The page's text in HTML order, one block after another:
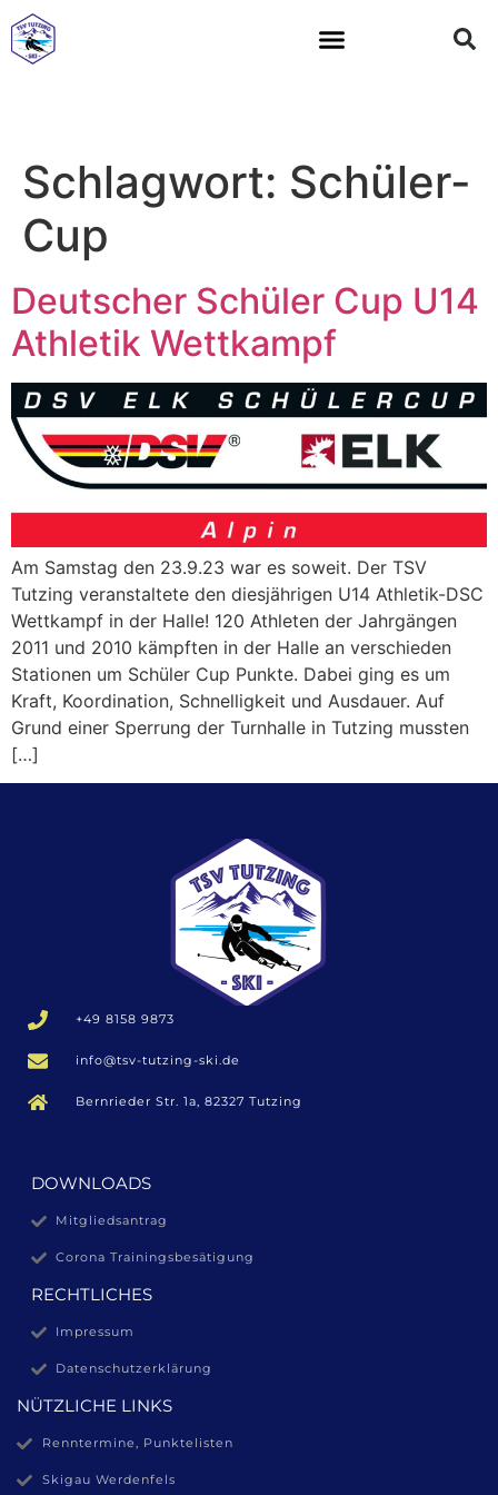
Schlagwort: Schüler-
Cup
Deutscher Schüler Cup U14
Athletik Wettkampf
Am Samstag den 23.9.23 war es soweit. Der TSV
Tutzing veranstaltete den diesjährigen U14 Athletik-DSC
Wettkampf in der Halle! 120 Athleten der Jahrgängen
2011 und 2010 kämpften in der Halle an verschieden
Stationen um Schüler Cup Punkte. Dabei ging es um
Kraft, Koordination, Schnelligkeit und Ausdauer. Auf
Grund einer Sperrung der Turnhalle in Tutzing mussten
[…]
+49 8158 9873
info@tsv-tutzing-ski.de
Bernrieder Str. 1a, 82327 Tutzing
DOWNLOADS
Mitgliedsantrag
Corona Trainingsbesätigung
RECHTLICHES
Impressum
Datenschutzerklärung
NÜTZLICHE LINKS
Renntermine, Punktelisten
Skigau Werdenfels